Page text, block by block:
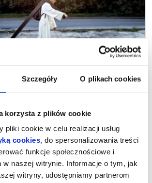
Szczegóły O plikach cookies
korzysta z plików cookie
pliki cookie w celu realizacji usług
cookies, do spersonalizowania treści
funkcje społecznościowe i
w naszej witrynie. Informacje o tym, jak
witryny, udostępniamy partnerom